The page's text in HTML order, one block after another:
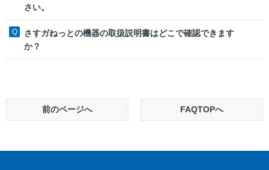
さい。
さすガねっとの機器の取扱説明書はどこで確認できます
か？
前のページへ FAQTOPへ